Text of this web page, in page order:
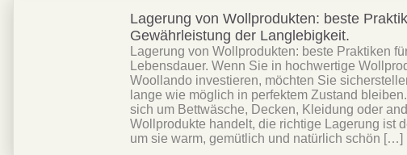
Lagerung von Wollprodukten: beste
Gewährleistung der Langlebigkeit.
Lagerung von Wollprodukten: beste Praktiken
Lebensdauer. Wenn Sie in hochwertige
Woollando investieren, möchten Sie
lange wie möglich in perfektem Zustand
sich um Bettwäsche, Decken, Kleidung oder
Wollprodukte handelt, die richtige Lagerung ist
um sie warm, gemütlich und natürlich schön […]